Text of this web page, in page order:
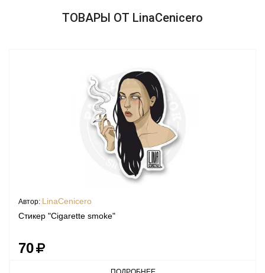
ТОВАРЫ ОТ LinaCenicero
Автор: LinaCenicero
Стикер "Cigarette smoke"
70